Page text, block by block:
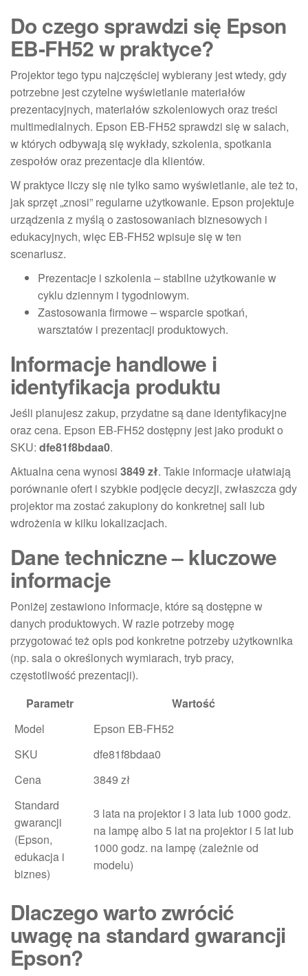
Do czego sprawdzi się Epson
EB-FH52 w praktyce?
Projektor tego typu najczęściej wybierany jest wtedy, gdy
potrzebne jest czytelne wyświetlanie materiałów
prezentacyjnych, materiałów szkoleniowych oraz treści
multimedialnych. Epson EB-FH52 sprawdzi się w salach,
w których odbywają się wykłady, szkolenia, spotkania
zespołów oraz prezentacje dla klientów.
W praktyce liczy się nie tylko samo wyświetlanie, ale też to,
jak sprzęt „znosi” regularne użytkowanie. Epson projektuje
urządzenia z myślą o zastosowaniach biznesowych i
edukacyjnych, więc EB-FH52 wpisuje się w ten
scenariusz.
Prezentacje i szkolenia – stabilne użytkowanie w
cyklu dziennym i tygodniowym.
Zastosowania firmowe – wsparcie spotkań,
warsztatów i prezentacji produktowych.
Informacje handlowe i
identyfikacja produktu
Jeśli planujesz zakup, przydatne są dane identyfikacyjne
oraz cena. Epson EB-FH52 dostępny jest jako produkt o
SKU: dfe81f8bdaa0.
Aktualna cena wynosi 3849 zł. Takie informacje ułatwiają
porównanie ofert i szybkie podjęcie decyzji, zwłaszcza gdy
projektor ma zostać zakupiony do konkretnej sali lub
wdrożenia w kilku lokalizacjach.
Dane techniczne – kluczowe
informacje
Poniżej zestawiono informacje, które są dostępne w
danych produktowych. W razie potrzeby mogę
przygotować też opis pod konkretne potrzeby użytkownika
(np. sala o określonych wymiarach, tryb pracy,
częstotliwość prezentacji).
Parametr
Wartość
Model
Epson EB-FH52
SKU
dfe81f8bdaa0
Cena
3849 zł
Standard
gwarancji
(Epson,
edukacja i
biznes)
3 lata na projektor i 3 lata lub 1000 godz.
na lampę albo 5 lat na projektor i 5 lat lub
1000 godz. na lampę (zależnie od
modelu)
Dlaczego warto zwrócić
uwagę na standard gwarancji
Epson?